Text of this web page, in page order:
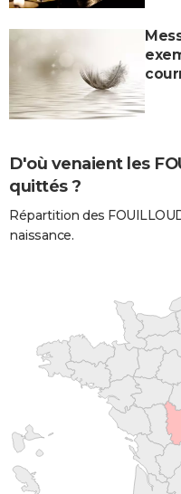
D'où venaient les
quittés ?
Répartition des
naissance.